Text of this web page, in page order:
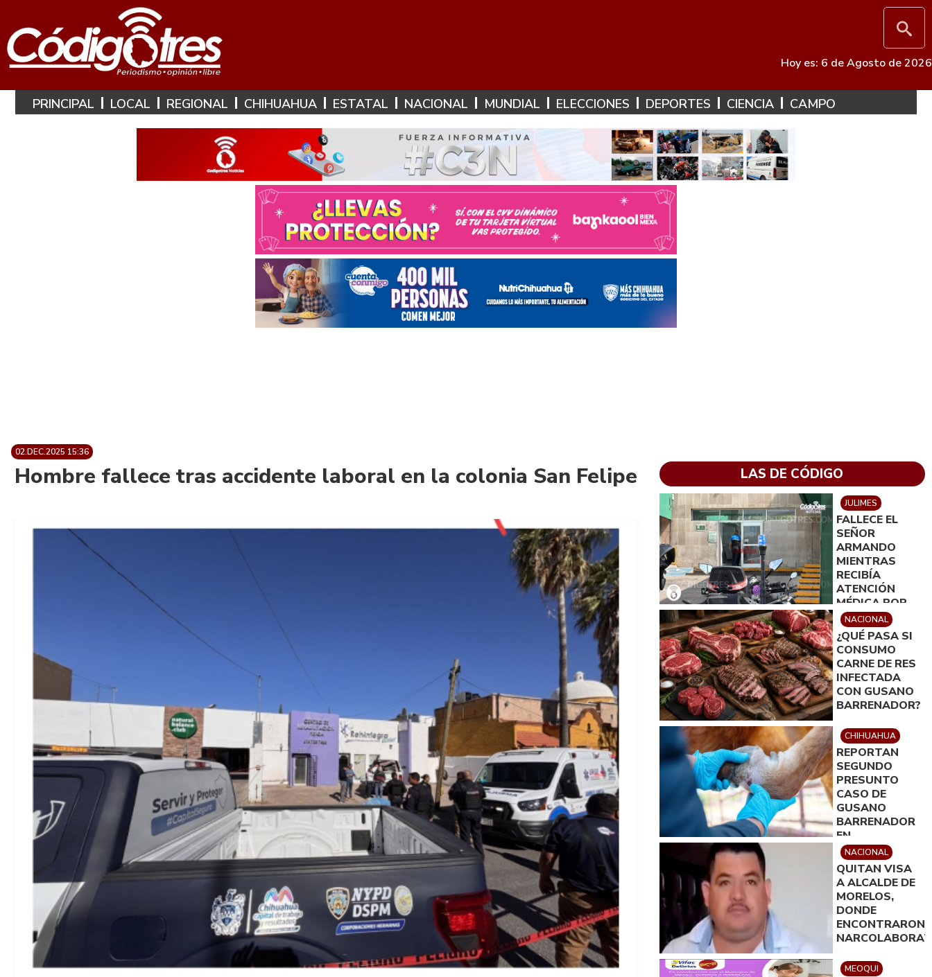
Hoy es: 6 de Agosto de 2026
PRINCIPAL LOCAL REGIONAL CHIHUAHUA ESTATAL NACIONAL MUNDIAL ELECCIONES DEPORTES CIENCIA CAMPO
02.DEC.2025 15:36
Hombre fallece tras accidente laboral en la colonia San Felipe LAS DE CÓDIGO
JULIMES
FALLECE EL
SEÑOR
ARMANDO
MIENTRAS
RECIBÍA
ATENCIÓN
MÉDICA POR
SER AGREDIDO
CON 3
DISPAROS
NACIONAL
¿QUÉ PASA SI
CONSUMO
CARNE DE RES
INFECTADA
CON GUSANO
BARRENADOR?
CHIHUAHUA
REPORTAN
SEGUNDO
PRESUNTO
CASO DE
GUSANO
BARRENADOR
EN
CHIHUAHUA
NACIONAL
QUITAN VISA
A ALCALDE DE
MORELOS,
DONDE
ENCONTRARON
MEOQUI